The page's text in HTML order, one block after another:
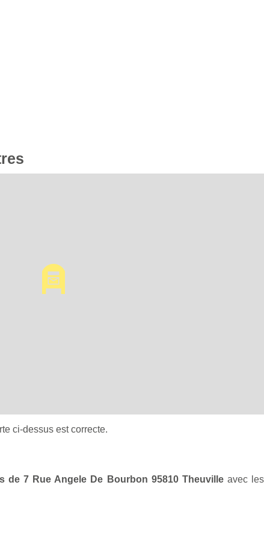
ci-dessus est correcte.
7 Rue Angele De Bourbon 95810 Theuvilleavec les